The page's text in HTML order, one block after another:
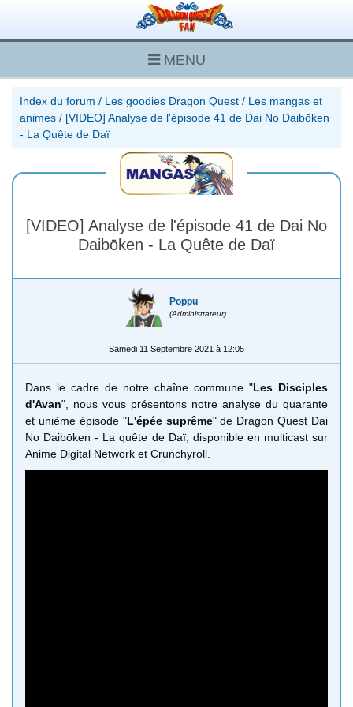
MENU
Index du forum / Les goodies Dragon Quest / Les mangas et
animes / [VIDEO] Analyse de l'épisode 41 de Dai No Daibōken
- La Quête de Daï
[VIDEO] Analyse de l'épisode 41 de Dai No
Daibōken - La Quête de Daï
Poppu
(Administrateur)
Samedi 11 Septembre 2021 à 12:05
Dans le cadre de notre chaîne commune "Les Disciples
d'Avan", nous vous présentons notre analyse du quarante
et unième épisode "L'épée suprême" de Dragon Quest Dai
No Daibōken - La quête de Daï, disponible en multicast sur
Anime Digital Network et Crunchyroll.